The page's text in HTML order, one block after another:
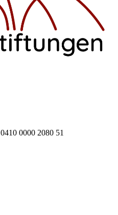
0000 2080 51